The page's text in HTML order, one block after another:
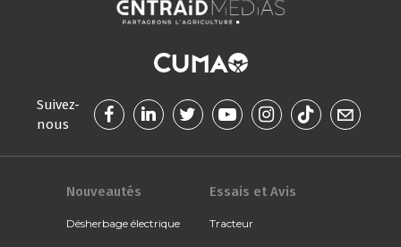
Suivez-
nous
Nouveautés
Désherbage électrique
Essais et Avis
Tracteur